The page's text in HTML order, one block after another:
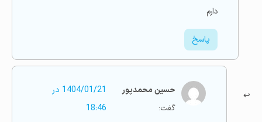
دارم
پاسخ
حسین محمدپور
گفت:
1404/01/21 در
18:46